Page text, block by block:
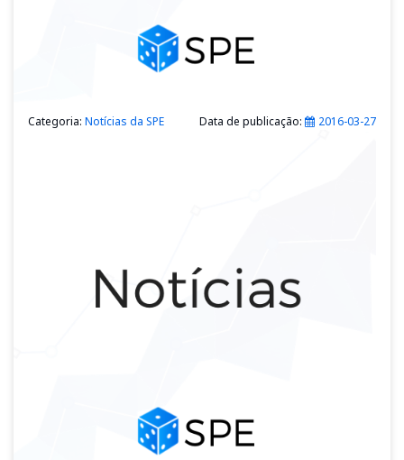
Data de publicação: 2016-03-27
Categoria: Notícias da SPE